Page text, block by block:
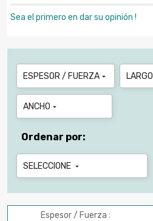
Sea el primero en dar su opinión !
ESPESOR / FUERZA  LARGO
ANCHO 
Ordenar por:
SELECCIONE 
Espesor / Fuerza :